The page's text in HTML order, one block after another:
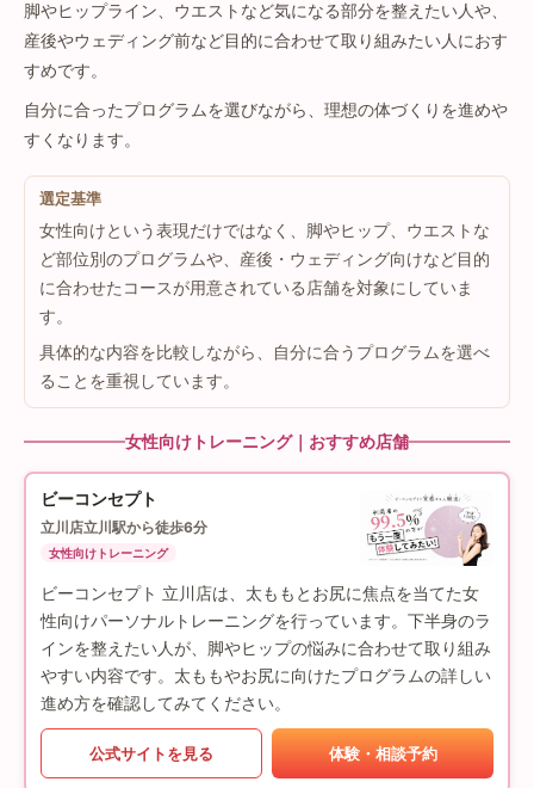
脚やヒップライン、ウエストなど気になる部分を整えたい人や、
産後やウェディング前など目的に合わせて取り組みたい人におす
すめです。
自分に合ったプログラムを選びながら、理想の体づくりを進めや
すくなります。
選定基準
女性向けという表現だけではなく、脚やヒップ、ウエストな
ど部位別のプログラムや、産後・ウェディング向けなど目的
に合わせたコースが用意されている店舗を対象にしていま
す。
具体的な内容を比較しながら、自分に合うプログラムを選べ
ることを重視しています。
女性向けトレーニング｜おすすめ店舗
ビーコンセプト
立川店立川駅から徒歩6分
女性向けトレーニング
ビーコンセプト 立川店は、太ももとお尻に焦点を当てた女
性向けパーソナルトレーニングを行っています。下半身のラ
インを整えたい人が、脚やヒップの悩みに合わせて取り組み
やすい内容です。太ももやお尻に向けたプログラムの詳しい
進め方を確認してみてください。
公式サイトを見る 体験・相談予約